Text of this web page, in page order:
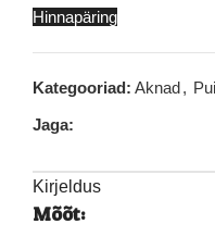
Hinnapäring
Kategooriad: Aknad,
Jaga:
Kirjeldus
Mõõt: